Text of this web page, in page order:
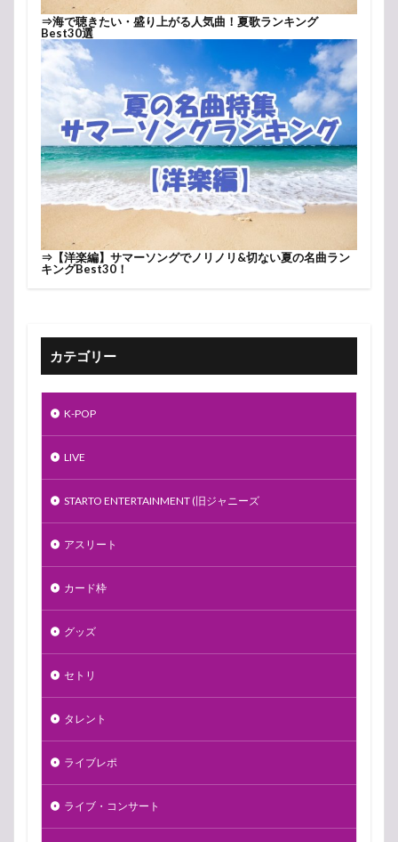
⇒海で聴きたい・盛り上がる人気曲！夏歌ランキング
Best30選
⇒ 【洋楽編】サマーソングでノリノリ&切ない夏の名曲ラン
キングBest30！
カテゴリー
K-POP
LIVE
STARTO ENTERTAINMENT (旧ジャニーズ
アスリート
カード枠
グッズ
セトリ
タレント
ライブレポ
ライブ・コンサート